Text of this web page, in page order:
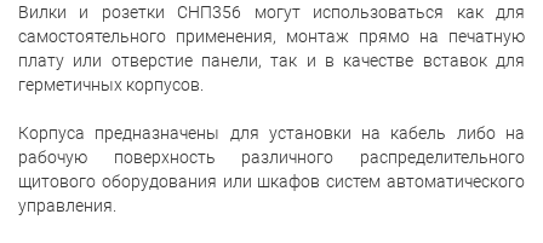
Вилки и розетки СНП356 могут использоваться как для
самостоятельного применения, монтаж прямо на печатную
плату или отверстие панели, так и в качестве вставок для
герметичных корпусов.
Корпуса предназначены для установки на кабель либо на
рабочую поверхность различного распределительного
щитового оборудования или шкафов систем автоматического
управления.